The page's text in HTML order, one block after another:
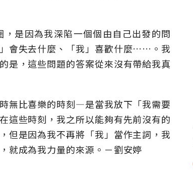
是因為我深陷一個個由自己出發的問
會失去什麼、「我」喜歡什麼……。我
是，這些問題的答案從來沒有帶給我真
無比喜樂的時刻—是當我放下「我需要
這些時刻，我之所以能夠有先前沒有的
但是因為我不再將「我」當作主詞，我
就成為我力量的來源。－劉安婷